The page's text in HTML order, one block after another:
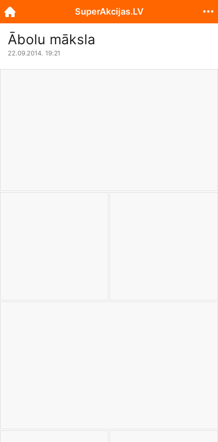
Ābolu māksla
22.09.2014. 19:21
SuperAkcijas.LV